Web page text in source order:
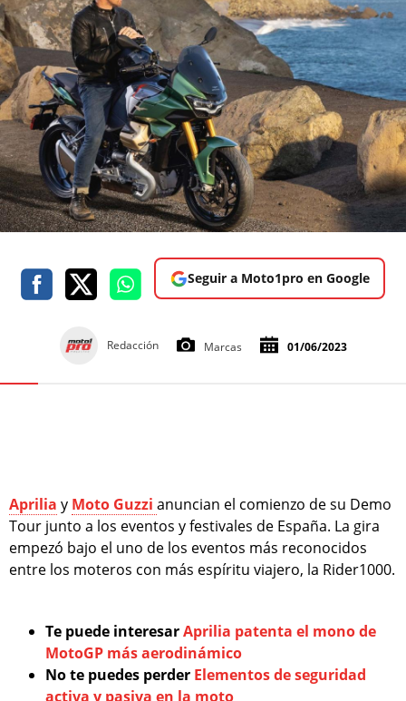
Seguir a Moto1pro en Google
Redacción Marcas 01/06/2023
Aprilia y Moto Guzzi anuncian el comienzo de su Demo
Tour junto a los eventos y festivales de España. La gira
empezó bajo el uno de los eventos más reconocidos
entre los moteros con más espíritu viajero, la Rider1000.
Te puede interesarAprilia patenta el mono de
MotoGP más aerodinámico
No te puedes perder Elementos de seguridad
activa y pasiva en la moto